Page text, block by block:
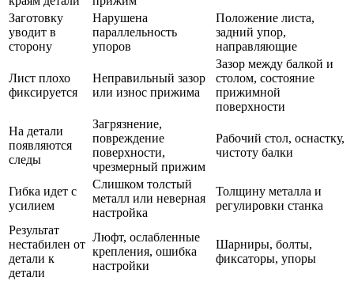
Заготовку
уводит в
сторону
Нарушена
параллельность
упоров
Положение листа,
задний упор,
направляющие
Лист плохо
фиксируется
Неправильный зазор
или износ прижима
Зазор между балкой и
столом, состояние
прижимной
поверхности
На детали
появляются
следы
Загрязнение,
повреждение
поверхности,
чрезмерный прижим
Рабочий стол, оснастку,
чистоту балки
Гибка идет с
усилием
Слишком толстый
металл или неверная
настройка
Толщину металла и
регулировки станка
Результат
нестабилен от
детали к
детали
Люфт, ослабленные
крепления, ошибка
настройки
Шарниры, болты,
фиксаторы, упоры